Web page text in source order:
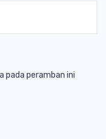
pada peramban ini